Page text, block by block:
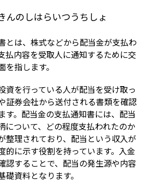
んのしはらいつうちしょ
とは、株式などから配当金が支払わ
払内容を受取人に通知するために交
指します。
資を行っている人が配当を受け取っ
証券会社から送付される書類を確認
す。配当金の支払通知書には、配当
について、どの程度支払われたのか
整理されており、配当という収入が
的に示す役割を持っています。入金
認することで、配当の発生源や内容
資料となります。